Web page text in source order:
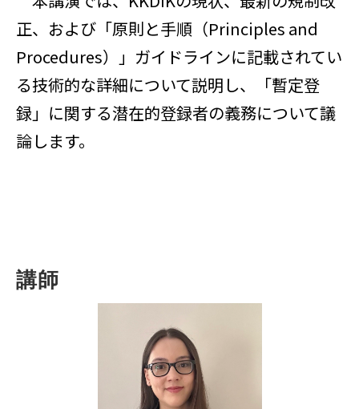
正、および「原則と手順（Principles and
Procedures）」ガイドラインに記載されてい
る技術的な詳細について説明し、「暫定登
録」に関する潜在的登録者の義務について議
論します。
講師